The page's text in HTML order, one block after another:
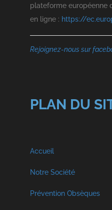
plateforme européenne
en ligne : https://
Rejoignez-nous sur
PLAN DU
Accueil
Notre Société
A propos
Prévention Obsèques